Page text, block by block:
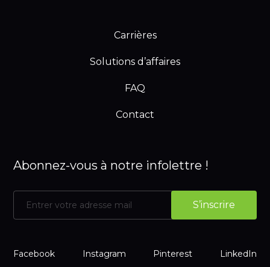
Carrières
Solutions d’affaires
FAQ
Contact
Abonnez-vous à notre infolettre !
Facebook Instagram Pinterest LinkedIn